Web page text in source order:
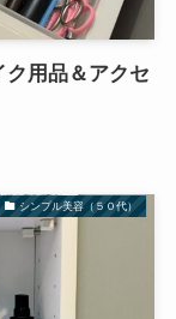
用品＆アクセ
シンプル美容（５０代）